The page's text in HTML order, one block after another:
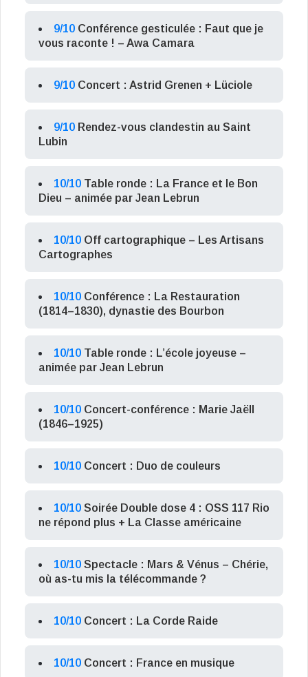
9/10 Conférence gesticulée : Faut que je
vous raconte ! – Awa Camara
9/10 Concert : Astrid Grenen + Lüciole
9/10 Rendez-vous clandestin au Saint
Lubin
10/10 Table ronde : La France et le Bon
Dieu – animée par Jean Lebrun
10/10 Off cartographique – Les Artisans
Cartographes
10/10 Conférence : La Restauration
(1814–1830), dynastie des Bourbon
10/10 Table ronde : L’école joyeuse –
animée par Jean Lebrun
10/10 Concert-conférence : Marie Jaëll
(1846–1925)
10/10 Concert : Duo de couleurs
10/10 Soirée Double dose 4 : OSS 117 Rio
ne répond plus + La Classe américaine
10/10 Spectacle : Mars & Vénus – Chérie,
où as-tu mis la télécommande ?
10/10 Concert : La Corde Raide
10/10 Concert : France en musique